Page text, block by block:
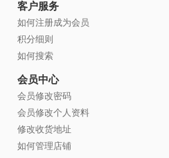
客户服务
如何注册成为会员
积分细则
如何搜索
会员中心
会员修改密码
会员修改个人资料
修改收货地址
如何管理店铺